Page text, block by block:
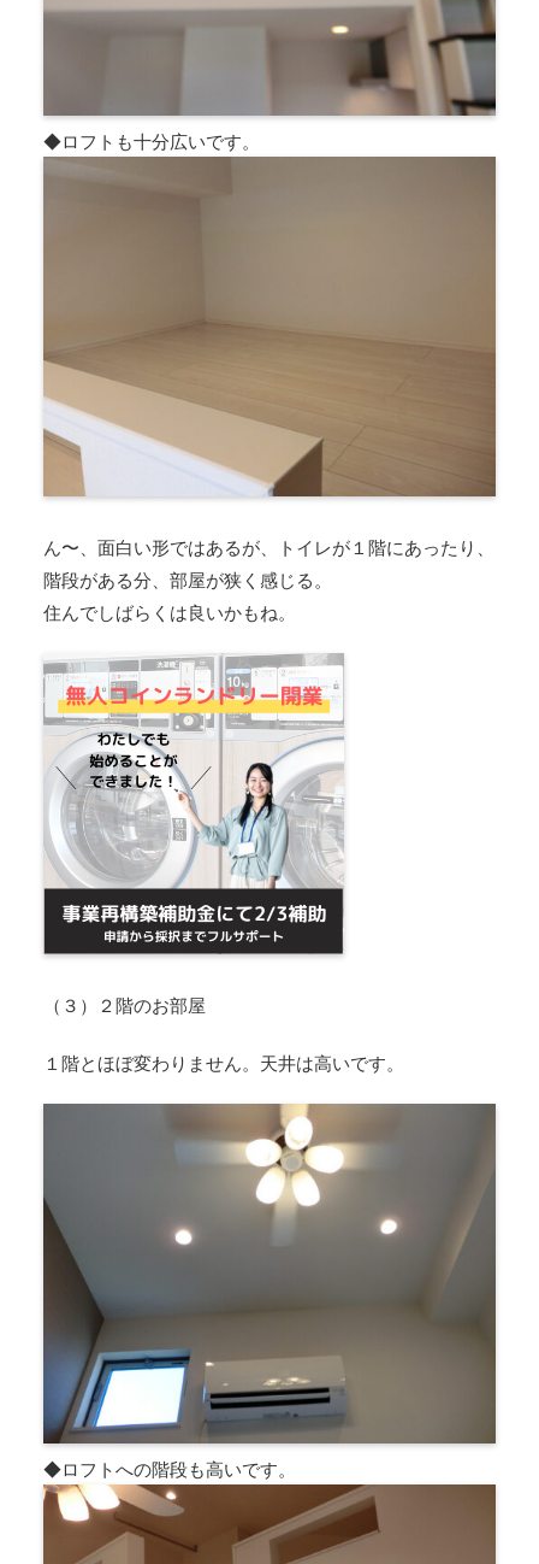
◆ロフトも十分広いです。
ん〜、面白い形ではあるが、トイレが１階にあったり、
階段がある分、部屋が狭く感じる。
住んでしばらくは良いかもね。
（３）２階のお部屋
１階とほぼ変わりません。天井は高いです。
◆ロフトへの階段も高いです。